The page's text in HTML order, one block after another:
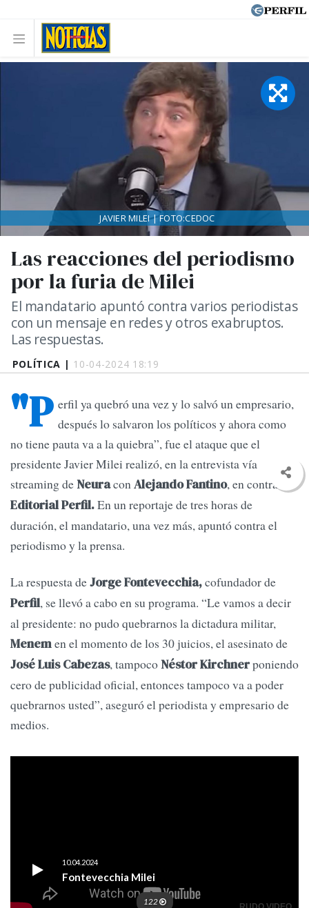
POLÍTICA | 10-04-2024 18:19
Las reacciones del periodismo
por la furia de Milei
El mandatario apuntó contra varios periodistas
con un mensaje en redes y otros exabruptos.
Las respuestas.
JAVIER MILEI | FOTO:CEDOC
"P erfil ya quebró una vez y lo salvó un empresario,
después lo salvaron los políticos y ahora como
no tiene pauta va a la quiebra”, fue el ataque que el
presidente Javier Milei realizó, en la entrevista vía
streaming deNeuraconAlejando Fantino, en contra de
Editorial Perfil.En un reportaje de tres horas de
duración, el mandatario, una vez más, apuntó contra el
periodismo y la prensa.
La respuesta deJorge Fontevecchia,cofundador de
Perfil, se llevó a cabo en su programa. “Le vamos a decir
al presidente: no pudo quebrarnos la dictadura militar,
Menemen el momento de los 30 juicios, el asesinato de
José Luis Cabezas, tampocoNéstor Kirchnerponiendo
cero de publicidad oficial, entonces tampoco va a poder
quebrarnos usted”, aseguró el periodista y empresario de
medios.